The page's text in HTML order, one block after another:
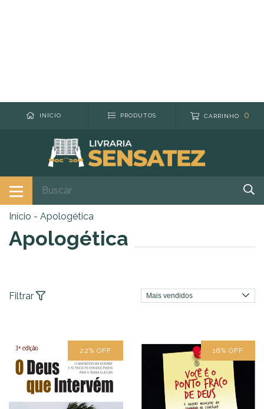
INÍCIO PRODUTOS CARRINHO 0
Início - Apologética
Apologética
Filtrar
22% OFF 18% OFF